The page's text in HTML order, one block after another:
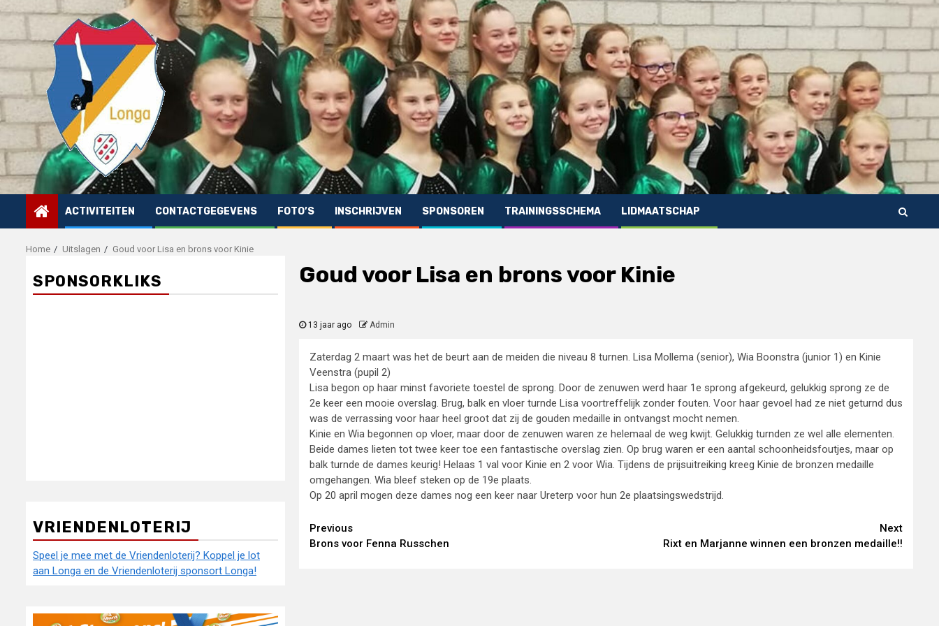
Skip
content
ACTIVITEITEN CONTACTGEGEVENS FOTO’S INSCHRIJVEN SPONSOREN TRAININGSSCHEMA LIDMAATSCHAP
Home Uitslagen Goud voor Lisa en brons voor Kinie
Goud voor Lisa en brons voor Kinie
13 jaar ago Admin
Zaterdag 2 maart was het de beurt aan de meiden die niveau 8 turnen. Lisa Mollema (senior), Wia Boonstra (junior 1) en Kinie
Veenstra (pupil 2)
Lisa begon op haar minst favoriete toestel de sprong. Door de zenuwen werd haar 1e sprong afgekeurd, gelukkig sprong ze de
2e keer een mooie overslag. Brug, balk en vloer turnde Lisa voortreffelijk zonder fouten. Voor haar gevoel had ze niet geturnd dus
was de verrassing voor haar heel groot dat zij de gouden medaille in ontvangst mocht nemen.
Kinie en Wia begonnen op vloer, maar door de zenuwen waren ze helemaal de weg kwijt. Gelukkig turnden ze wel alle elementen.
Beide dames lieten tot twee keer toe een fantastische overslag zien. Op brug waren er een aantal schoonheidsfoutjes, maar op
balk turnde de dames keurig! Helaas 1 val voor Kinie en 2 voor Wia. Tijdens de prijsuitreiking kreeg Kinie de bronzen medaille
omgehangen. Wia bleef steken op de 19e plaats.
Op 20 april mogen deze dames nog een keer naar Ureterp voor hun 2e plaatsingswedstrijd.
Continue
Reading
Previous
Brons voor Fenna Russchen
Next
Rixt en Marjanne winnen een bronzen medaille!!
SPONSORKLIKS
VRIENDENLOTERIJ
Speel je mee met de Vriendenloterij? Koppel je lot
aan Longa en de Vriendenloterij sponsort Longa!